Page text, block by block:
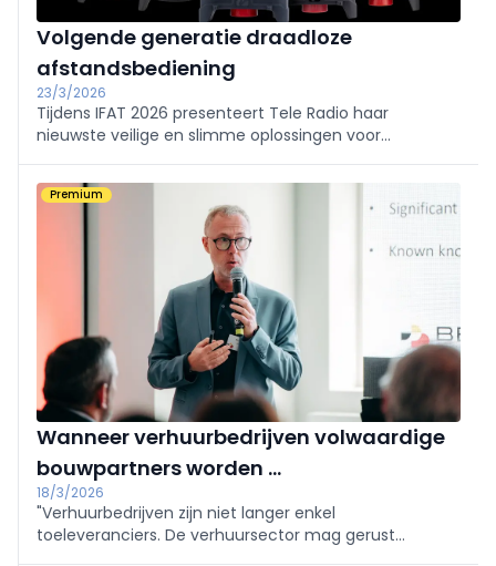
Volgende generatie draadloze
afstandsbediening
23/3/2026
Tijdens IFAT 2026 presenteert Tele Radio haar
nieuwste veilige en slimme oplossingen voor
Bezoekers zijn welkom op stand C4.114 voor
demonstraties en deskundig advies.
Premium
Wanneer verhuurbedrijven volwaardige
bouwpartners worden ...
18/3/2026
"Verhuurbedrijven zijn niet langer enkel
toeleveranciers. De verhuursector mag gerust